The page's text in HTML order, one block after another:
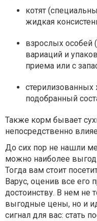
котят
жидкая
взрослых особей
вариаций и
приема или с
подобранный
Также корм бывает
непосредственно
До сих пор не нашли
можно наиболее
Тогда вам стоит
Варус, оценив все
достоинству. В нем не
выгодные цены, но и
сигнал для вас: стать